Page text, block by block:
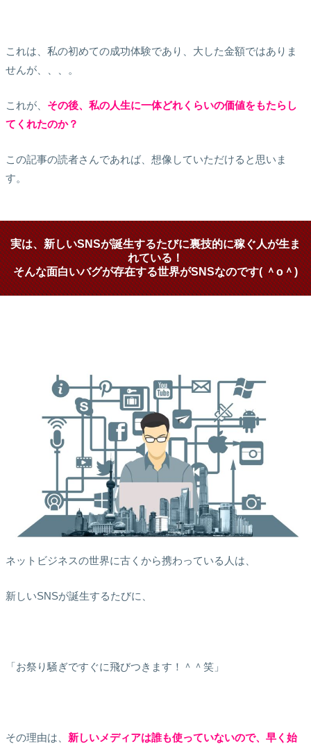
これは、私の初めての成功体験であり、大した金額ではありま
せんが、、、。
これが、 その後、私の人生に一体どれくらいの価値をもたらし
てくれたのか？
この記事の読者さんであれば、想像していただけると思いま
す。
実は、新しいSNSが誕生するたびに裏技的に稼ぐ人が生ま
れている！
そんな面白いバグが存在する世界がSNSなのです( ＾o＾)
ネットビジネスの世界に古くから携わっている人は、
新しいSNSが誕生するたびに、
「お祭り騒ぎですぐに飛びつきます！＾＾笑」
その理由は、 新しいメディアは誰も使っていないので、早く始